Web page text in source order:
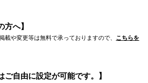
方へ】
や変更等は無料で承っておりますので、 こちらを
ご自由に設定が可能です。】